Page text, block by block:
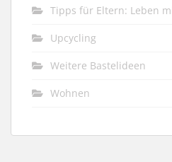
Tipps für Eltern: Leben
Upcycling
Weitere Bastelideen
Wohnen